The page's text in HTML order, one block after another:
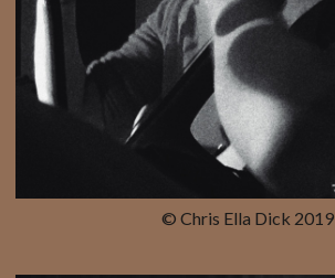
© Chris Ella Dick 2019